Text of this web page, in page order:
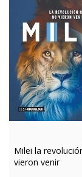
Milei la
vieron venir